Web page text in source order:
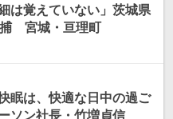
は覚えていない」茨城県
宮城・亘理町
眠は、快適な日中の過ご
ソン社長・竹増貞信